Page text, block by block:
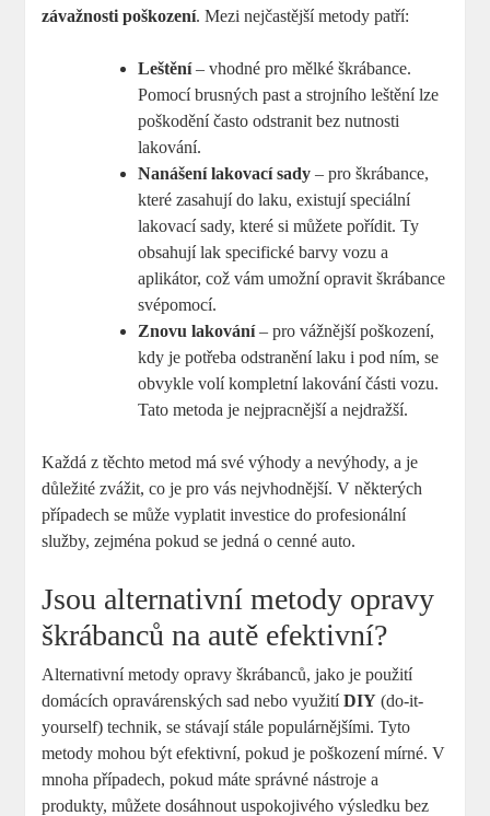
závažnosti poškození. Mezi nejčastější metody patří:
Leštění– vhodné pro mělké škrábance.
Pomocí brusných past a strojního leštění lze
poškodění často odstranit bez nutnosti
lakování.
Nanášení lakovací sady – pro škrábance,
které zasahují do laku, existují speciální
lakovací sady, které si můžete pořídit. Ty
obsahují lak specifické barvy vozu a
aplikátor, což vám umožní opravit škrábance
svépomocí.
Znovu lakování– pro vážnější poškození,
kdy je potřeba odstranění laku i pod ním, se
obvykle volí kompletní lakování části vozu.
Tato metoda je nejpracnější a nejdražší.
Každá z těchto metod má své výhody a nevýhody, a je
důležité zvážit, co je pro vás nejvhodnější. V některých
případech se může vyplatit investice do profesionální
služby, zejména pokud se jedná o cenné auto.
Jsou alternativní metody opravy
škrábanců na autě efektivní?
Alternativní metody opravy škrábanců, jako je použití
domácích opravárenských sad nebo využitíDIY (do-it-
yourself) technik, se stávají stále populárnějšími. Tyto
metody mohou být efektivní, pokud je poškození mírné. V
mnoha případech, pokud máte správné nástroje a
produkty, můžete dosáhnout uspokojivého výsledku bez